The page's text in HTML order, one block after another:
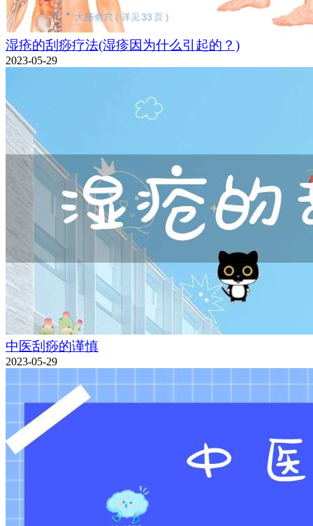
湿疮的刮痧疗法(湿疹因为什么引起的？)
2023-05-29
中医刮痧的谨慎
2023-05-29